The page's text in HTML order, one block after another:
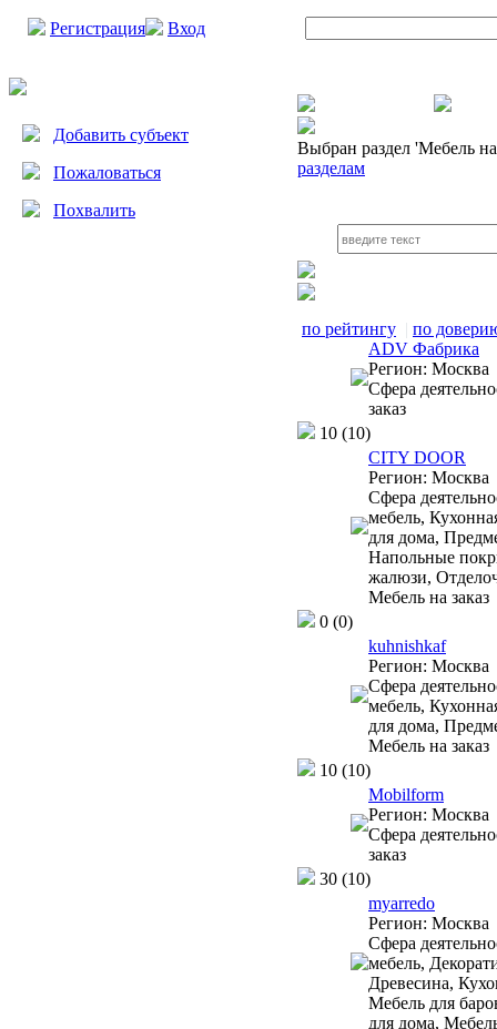
Регистрация Вход
Добавить субъект
Пожаловаться
Похвалить
Выбран раздел 'Мебель
разделам
по рейтингу | по
ADV Фабрика
Регион: Москва
Сфера
заказ
10 (10)
CITY DOOR
Регион: Москва
Сфера
мебель,
для дома,
Напольные
жалюзи,
Мебель на заказ
0 (0)
kuhnishkaf
Регион: Москва
Сфера
мебель,
для дома,
Мебель на заказ
10 (10)
Mobilform
Регион: Москва
Сфера
заказ
30 (10)
myarredo
Регион: Москва
Сфера
мебель,
Древесина,
Мебель для
для дома,